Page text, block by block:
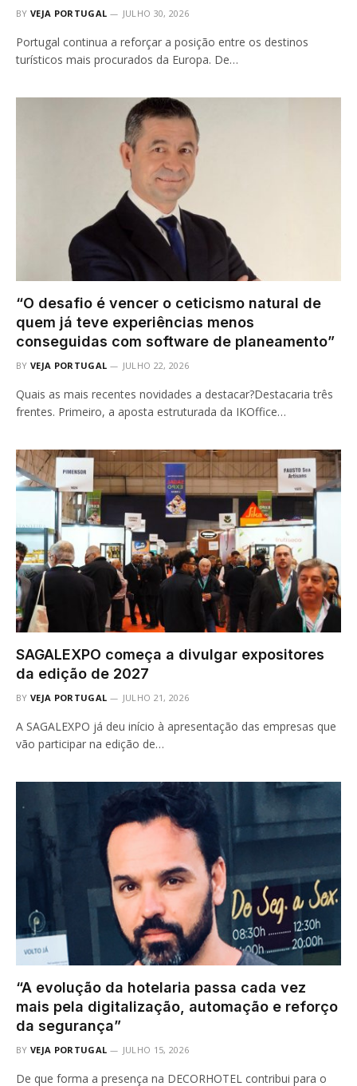
BY VEJA PORTUGAL JULHO 30, 2026
Portugal continua a reforçar a posição entre os destinos
turísticos mais procurados da Europa. De…
“O desafio é vencer o ceticismo natural de
quem já teve experiências menos
conseguidas com software de planeamento”
BY VEJA PORTUGAL JULHO 22, 2026
Quais as mais recentes novidades a destacar?Destacaria três
frentes. Primeiro, a aposta estruturada da IKOffice…
SAGALEXPO começa a divulgar expositores
da edição de 2027
BY VEJA PORTUGAL JULHO 21, 2026
A SAGALEXPO já deu início à apresentação das empresas que
vão participar na edição de…
“A evolução da hotelaria passa cada vez
mais pela digitalização, automação e reforço
da segurança”
BY VEJA PORTUGAL JULHO 15, 2026
De que forma a presença na DECORHOTEL contribui para o